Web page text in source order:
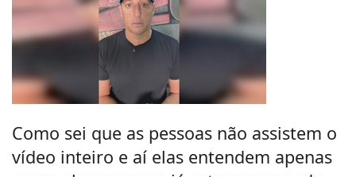
Como sei que as pessoas não assistem o
vídeo inteiro e aí elas entendem apenas